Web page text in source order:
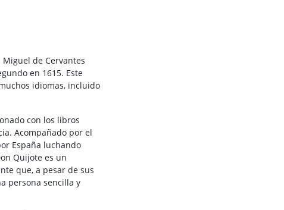
de Cervantes
en 1615. Este
idiomas, incluido
con los libros
Acompañado por el
España luchando
Quijote es un
que, a pesar de sus
persona sencilla y